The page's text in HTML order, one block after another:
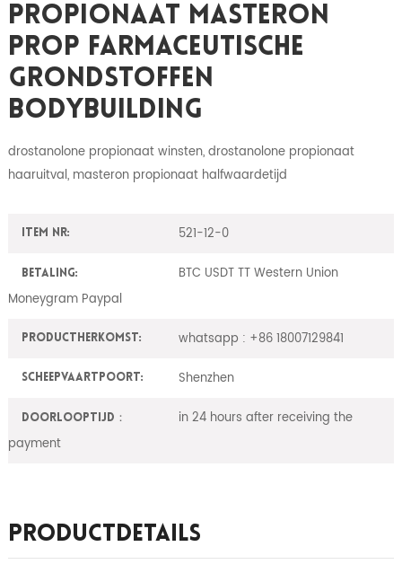
Propionaat Masteron
Prop Farmaceutische
Grondstoffen
Bodybuilding
drostanolone propionaat winsten, drostanolone propionaat
haaruitval, masteron propionaat halfwaardetijd
Item nr: 521-12-0
Betaling:
BTC USDT TT Western Union
Moneygram Paypal
ProductHerkomst: whatsapp : +86 18007129841
Scheepvaartpoort: Shenzhen
Doorlooptijd：
in 24 hours after receiving the
payment
Productdetails